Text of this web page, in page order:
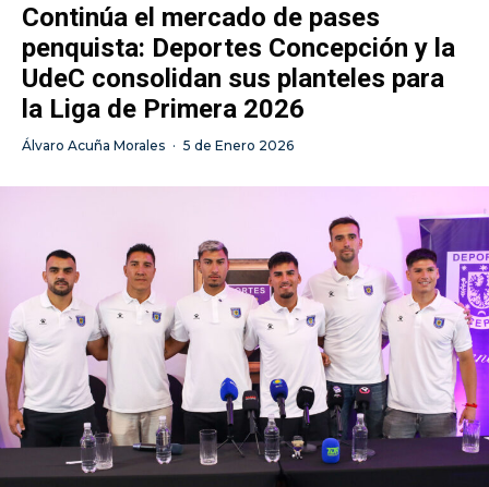
Continúa el mercado de pases
penquista: Deportes Concepción y la
UdeC consolidan sus planteles para
la Liga de Primera 2026
Álvaro Acuña Morales · 5 de Enero 2026